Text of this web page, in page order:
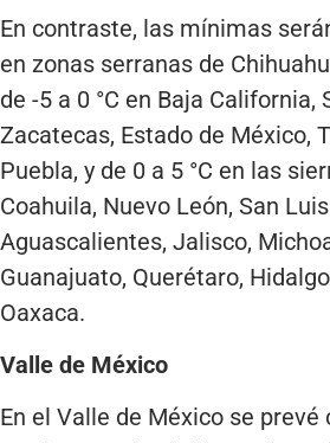
En contraste, las mínimas
en zonas serranas de
de -5 a 0 °C en Baja California,
Zacatecas, Estado de México,
Puebla, y de 0 a 5 °C en las
Coahuila, Nuevo León, San
Aguascalientes, Jalisco,
Guanajuato, Querétaro,
Oaxaca.
Valle de México
En el Valle de México se prevé